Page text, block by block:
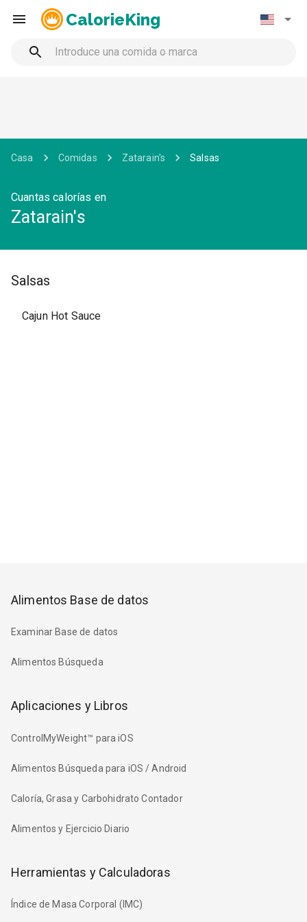
CalorieKing
Casa Comidas Zatarain's Salsas
Cuantas calorías en
Zatarain's
Salsas
Cajun Hot Sauce
Alimentos Base de datos
Examinar Base de datos
Alimentos Búsqueda
Aplicaciones y Libros
ControlMyWeight™ para iOS
Alimentos Búsqueda para iOS / Android
Caloría, Grasa y Carbohidrato Contador
Alimentos y Ejercicio Diario
Herramientas y Calculadoras
Índice de Masa Corporal (IMC)